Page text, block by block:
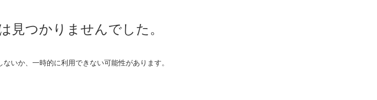
見つかりませんでした。
いか、一時的に利用できない可能性があります。